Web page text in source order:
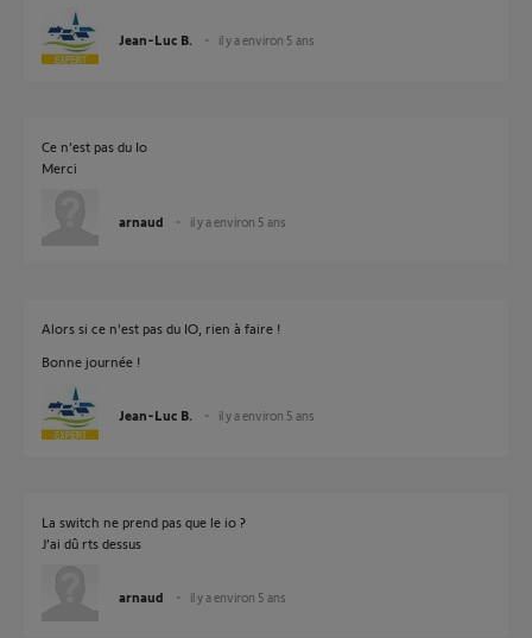
Jean-Luc B. il y a environ 5 ans
Ce n’est pas du Io
Merci
arnaud il y a environ 5 ans
Alors si ce n'est pas du IO, rien à faire !
Bonne journée !
Jean-Luc B. il y a environ 5 ans
La switch ne prend pas que le io ?
J’ai dû rts dessus
arnaud il y a environ 5 ans